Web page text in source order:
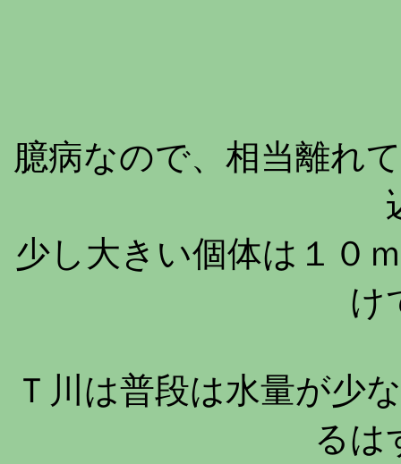
臆病なので、相当離れ
少し大きい個体は１０
け
Ｔ川は普段は水量が少
るは